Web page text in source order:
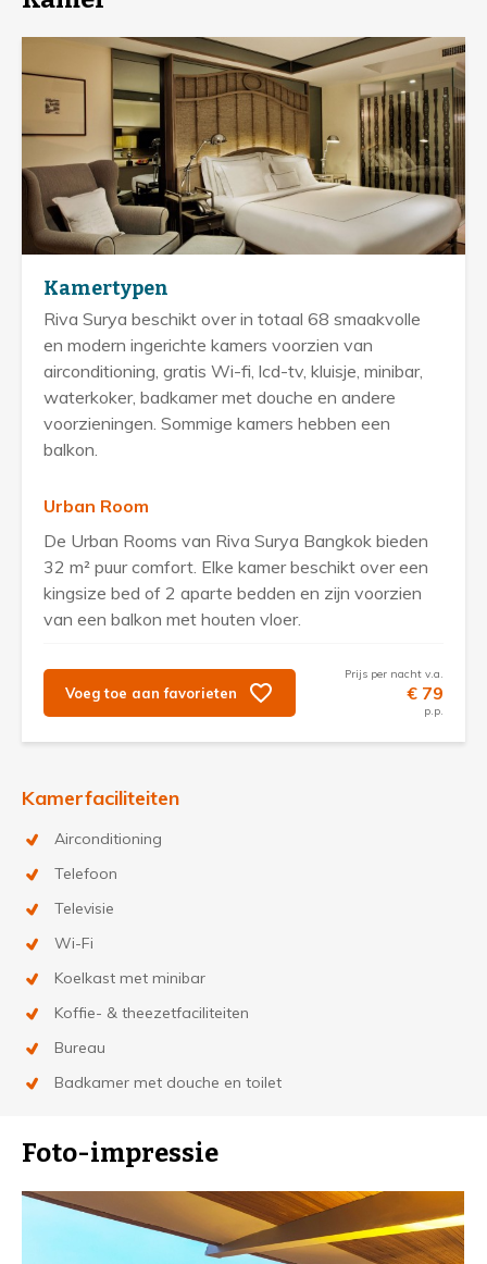
Kamertypen
Riva Surya beschikt over in totaal 68 smaakvolle
en modern ingerichte kamers voorzien van
airconditioning, gratis Wi-fi, lcd-tv, kluisje, minibar,
waterkoker, badkamer met douche en andere
voorzieningen. Sommige kamers hebben een
balkon.
Urban Room
De Urban Rooms van Riva Surya Bangkok bieden
32 m² puur comfort. Elke kamer beschikt over een
kingsize bed of 2 aparte bedden en zijn voorzien
van een balkon met houten vloer.
Voeg toe aan favorieten
Prijs per nacht v.a.
€ 79
p.p.
Kamerfaciliteiten
Airconditioning
Telefoon
Televisie
Wi-Fi
Koelkast met minibar
Koffie- & theezetfaciliteiten
Bureau
Badkamer met douche en toilet
Foto-impressie